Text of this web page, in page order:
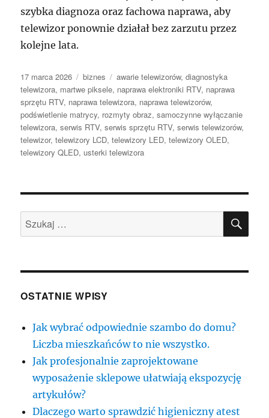
szybka diagnoza oraz fachowa naprawa, aby
telewizor ponownie działał bez zarzutu przez
kolejne lata.
Data
publikacji
17 marca 2026 Kategorie
biznes Tagi
awarie telewizorów,diagnostyka
telewizora, martwe piksele, naprawa elektroniki RTV, naprawa
sprzętu RTV, naprawa telewizora, naprawa telewizorów,
podświetlenie matrycy, rozmyty obraz,samoczynne wyłączanie
telewizora,serwis RTV,serwis sprzętu RTV,serwis telewizorów,
telewizor,telewizory LCD,telewizory LED,telewizory OLED,
telewizory QLED, usterki telewizora
Szukaj:
OSTATNIE WPISY
Jak wybrać odpowiednie szambo do domu?
Liczba mieszkańców to nie wszystko.
Jak profesjonalnie zaprojektowane
wyposażenie sklepowe ułatwiają ekspozycję
artykułów?
Dlaczego warto sprawdzić higieniczny atest